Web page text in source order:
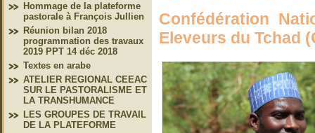
Hommage de la plateforme
pastorale à François Jullien
Réunion bilan 2018
programmation des travaux
2019 PPT 14 déc 2018
Textes en arabe
ATELIER REGIONAL CEEAC
SUR LE PASTORALISME ET
LA TRANSHUMANCE
LES GROUPES DE TRAVAIL
DE LA PLATEFORME
Confédération
Eleveurs du Tchad